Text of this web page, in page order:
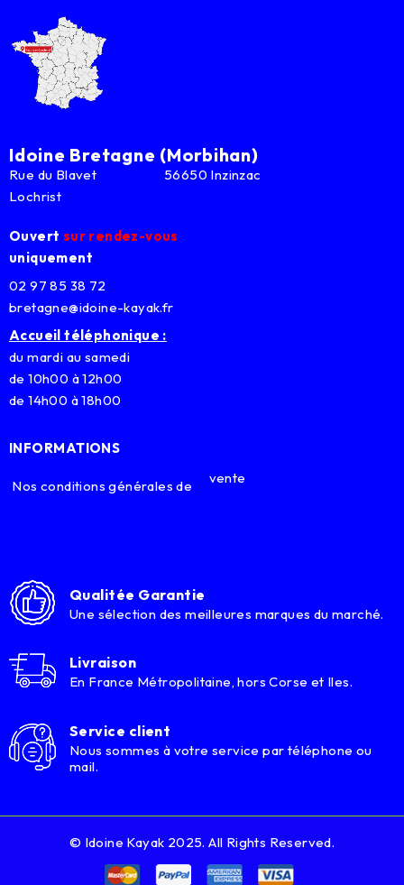
Idoine Bretagne (Morbihan)
Rue du Blavet 56650 Inzinzac
Lochrist
Ouvert sur rendez-vous
uniquement
02 97 85 38 72
bretagne@idoine-kayak.fr
Accueil téléphonique :
du mardi au samedi
de 10h00 à 12h00
de 14h00 à 18h00
INFORMATIONS
Nos conditions générales de vente
Qualitée Garantie
Une sélection des meilleures marques du marché.
Livraison
En France Métropolitaine, hors Corse et Iles.
Service client
Nous sommes à votre service par téléphone ou
mail.
© Idoine Kayak 2025. All Rights Reserved.